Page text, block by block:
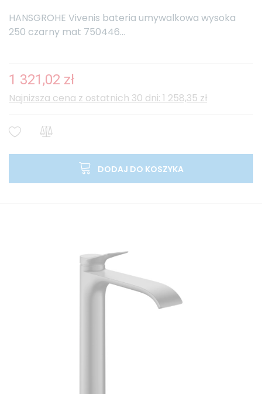
HANSGROHE Vivenis bateria umywalkowa wysoka
250 czarny mat 750446...
1 321,02 zł
Najniższa cena z ostatnich 30 dni: 1 258,35 zł
DODAJ DO KOSZYKA